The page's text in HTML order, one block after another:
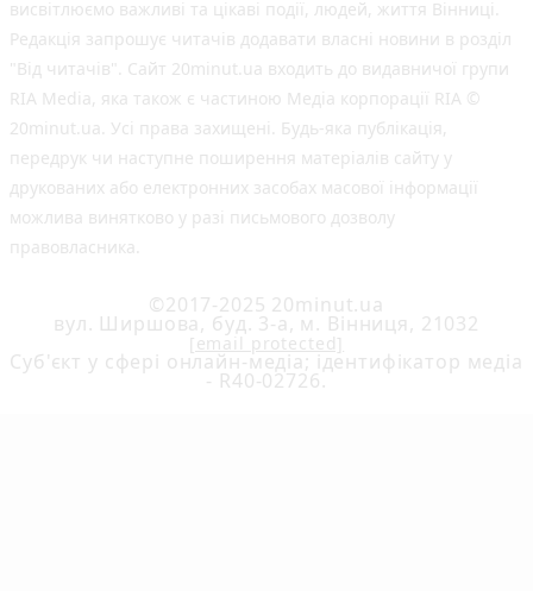
висвітлюємо важливі та цікаві події, людей, життя Вінниці.
Редакція запрошує читачів додавати власні новини в розділ
"Від читачів". Сайт 20minut.ua входить до видавничої групи
RIA Media, яка також є частиною Медіа корпорації RIA ©
20minut.ua. Усі права захищені. Будь-яка публiкацiя,
передрук чи наступне поширення матеріалів сайту у
друкованих або електронних засобах масової інформації
можлива винятково у разі письмового дозволу
правовласника.
©2017-2025 20minut.ua
вул. Ширшова, буд. 3-а, м. Вінниця, 21032
[email protected]
Cуб'єкт у сфері онлайн-медіа; ідентифікатор медіа
- R40-02726.